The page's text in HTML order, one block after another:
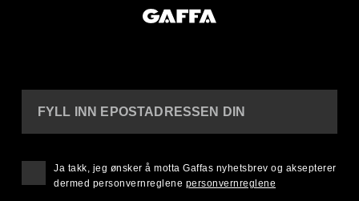
FYLL INN EPOSTADRESSEN DIN
Ja takk, jeg ønsker å motta Gaffas nyhetsbrev og aksepterer
dermed personvernreglene personvernreglene